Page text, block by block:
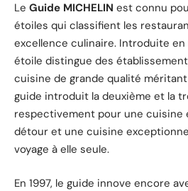
Le Guide MICHELIN est connu
étoiles qui classifient les
excellence culinaire. Introduite en
étoile distingue des
cuisine de grande qualité méritant
guide introduit la deuxième et la
respectivement pour une cuisine
détour et une cuisine
voyage à elle seule.
En 1997, le guide innove encore